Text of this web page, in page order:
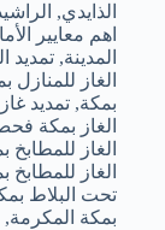
الذايدي,
اهم معايير
المدينة, تمديد
الغاز للمنازل
بمكة, تمديد غاز في
الغاز بمكة
الغاز للمطابخ
الغاز للمطابخ
تحت البلاط
بمكة المكرمة,